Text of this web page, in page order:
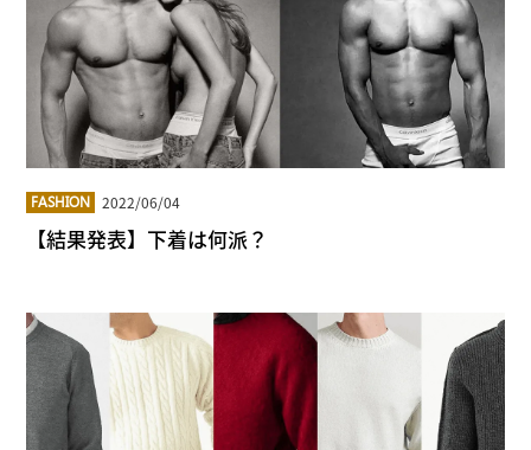
FASHION 2022/06/04
【結果発表】下着は何派？